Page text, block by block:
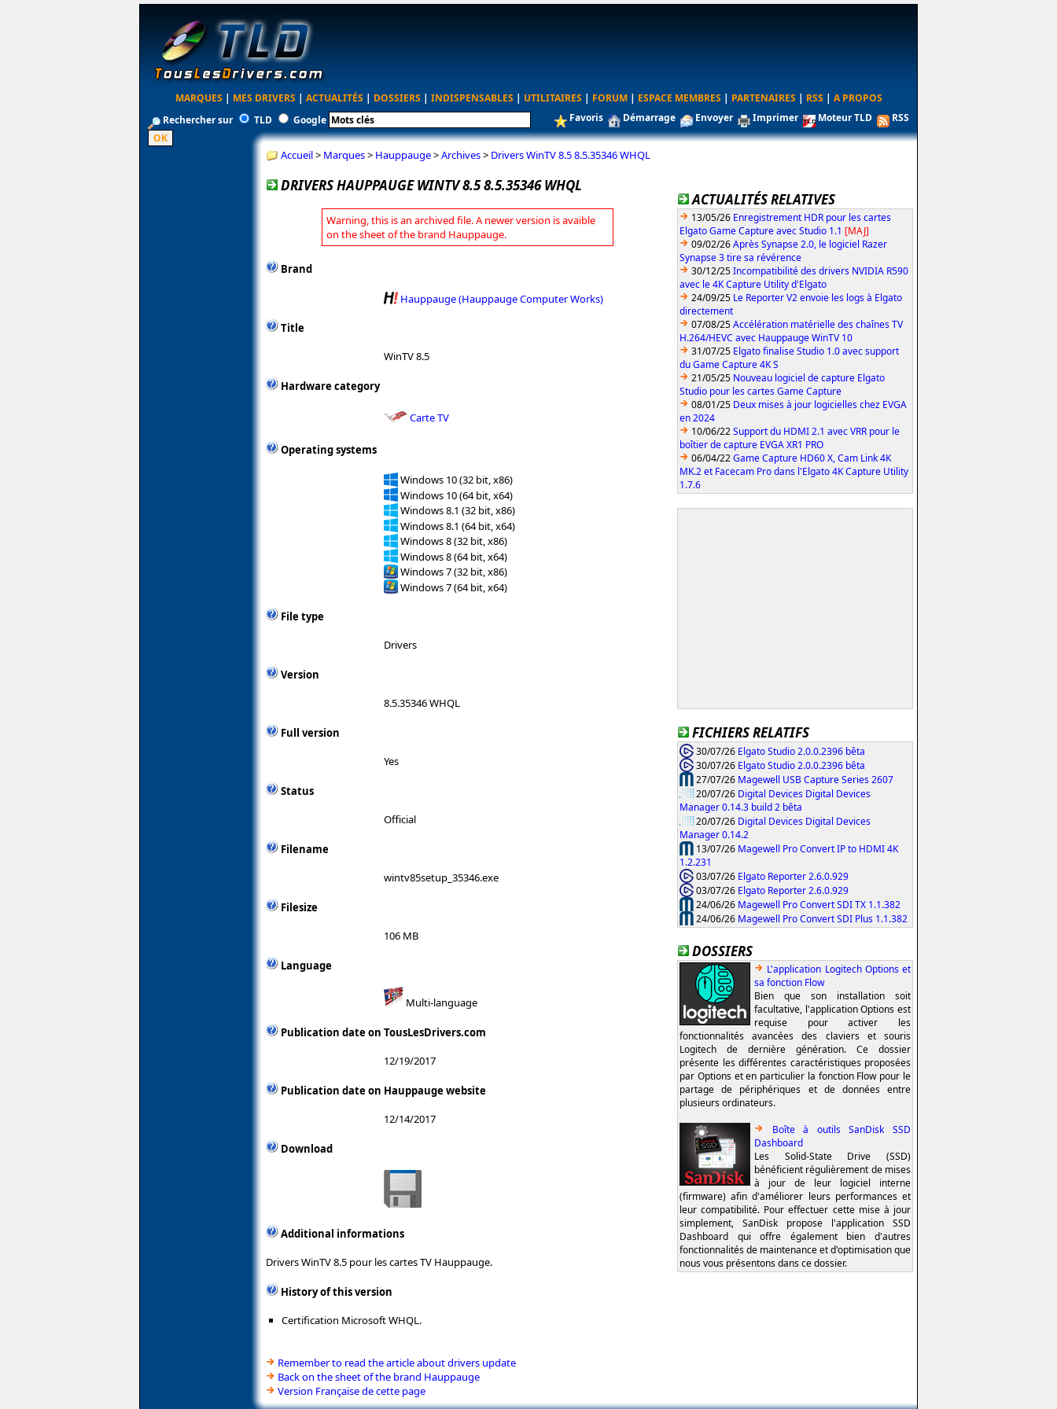
MARQUES | MES DRIVERS | ACTUALITÉS | DOSSIERS | INDISPENSABLES | UTILITAIRES | FORUM | ESPACE MEMBRES | PARTENAIRES | RSS | A PROPOS
Rechercher sur
TLD Google Favoris Démarrage Envoyer Imprimer Moteur TLD RSS
Accueil> Marques> Hauppauge>Archives> Drivers WinTV 8.5 8.5.35346 WHQL
DRIVERS HAUPPAUGE WINTV 8.5 8.5.35346 WHQL
Warning, this is an archived file. A newer version is avaible
on the sheet of the brand Hauppauge.
Brand
Hauppauge (Hauppauge Computer Works)
Title
WinTV 8.5
Hardware category
Carte TV
Operating systems
Windows 10 (32 bit, x86)
Windows 10 (64 bit, x64)
Windows 8.1 (32 bit, x86)
Windows 8.1 (64 bit, x64)
Windows 8 (32 bit, x86)
Windows 8 (64 bit, x64)
Windows 7 (32 bit, x86)
Windows 7 (64 bit, x64)
File type
Drivers
Version
8.5.35346 WHQL
Full version
Yes
Status
Official
Filename
wintv85setup_35346.exe
Filesize
106 MB
Language
Multi-language
Publication date on TousLesDrivers.com
12/19/2017
Publication date on Hauppauge website
12/14/2017
Download
Additional informations
Drivers WinTV 8.5 pour les cartes TV Hauppauge.
History of this version
Certification Microsoft WHQL.
Remember to read the article about drivers update
Back on the sheet of the brand Hauppauge
Version Française de cette page
ACTUALITÉS RELATIVES
13/05/26 Enregistrement HDR pour les cartes
Elgato Game Capture avec Studio 1.1 [MAJ]
09/02/26Après Synapse 2.0, le logiciel Razer
Synapse 3 tire sa révérence
30/12/25Incompatibilité des drivers NVIDIA R590
avec le 4K Capture Utility d'Elgato
24/09/25 Le Reporter V2 envoie les logs à Elgato
directement
07/08/25Accélération matérielle des chaînes TV
H.264/HEVC avec Hauppauge WinTV 10
31/07/25 Elgato finalise Studio 1.0 avec support
du Game Capture 4K S
21/05/25 Nouveau logiciel de capture Elgato
Studio pour les cartes Game Capture
08/01/25 Deux mises à jour logicielles chez EVGA
en 2024
10/06/22Support du HDMI 2.1 avec VRR pour le
boîtier de capture EVGA XR1 PRO
06/04/22Game Capture HD60 X, Cam Link 4K
MK.2 et Facecam Pro dans l'Elgato 4K Capture Utility
1.7.6
FICHIERS RELATIFS
30/07/26 Elgato Studio 2.0.0.2396 bêta
30/07/26 Elgato Studio 2.0.0.2396 bêta
27/07/26 Magewell USB Capture Series 2607
20/07/26 Digital Devices Digital Devices
Manager 0.14.3 build 2 bêta
20/07/26 Digital Devices Digital Devices
Manager 0.14.2
13/07/26 Magewell Pro Convert IP to HDMI 4K
1.2.231
03/07/26 Elgato Reporter 2.6.0.929
03/07/26 Elgato Reporter 2.6.0.929
24/06/26 Magewell Pro Convert SDI TX 1.1.382
24/06/26 Magewell Pro Convert SDI Plus 1.1.382
DOSSIERS
L'application Logitech Options et
sa fonction Flow
Bien que son installation soit
facultative, l'application Options est
requise pour activer les
fonctionnalités avancées des claviers et souris
Logitech de dernière génération. Ce dossier
présente les différentes caractéristiques proposées
par Options et en particulier la fonction Flow pour le
partage de périphériques et de données entre
plusieurs ordinateurs.
Boîte à outils SanDisk SSD
Dashboard
Les Solid-State Drive (SSD)
bénéficient régulièrement de mises
à jour de leur logiciel interne
(firmware) afin d'améliorer leurs performances et
leur compatibilité. Pour effectuer cette mise à jour
simplement, SanDisk propose l'application SSD
Dashboard qui offre également bien d'autres
fonctionnalités de maintenance et d'optimisation que
nous vous présentons dans ce dossier.